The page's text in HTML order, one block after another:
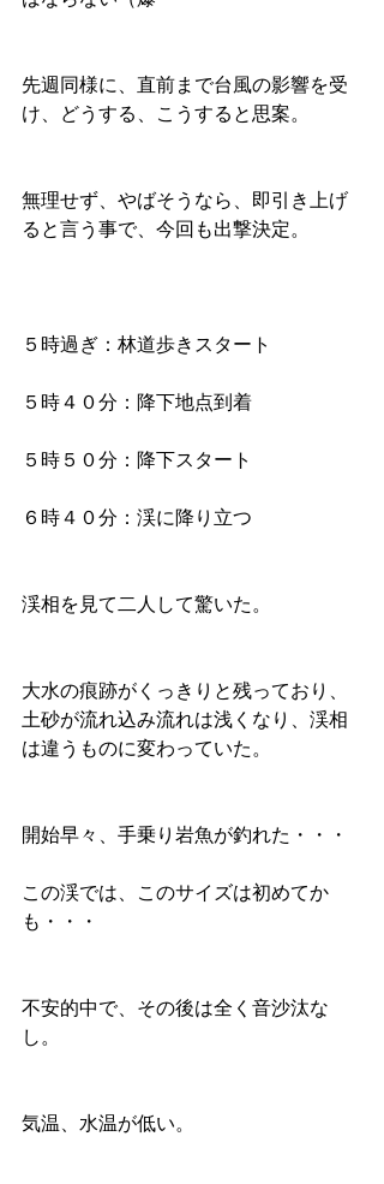
先週同様に、直前まで台風の影響を受
け、どうする、こうすると思案。
無理せず、やばそうなら、即引き上げ
ると言う事で、今回も出撃決定。
５時過ぎ：林道歩きスタート
５時４０分：降下地点到着
５時５０分：降下スタート
６時４０分：渓に降り立つ
渓相を見て二人して驚いた。
大水の痕跡がくっきりと残っており、
土砂が流れ込み流れは浅くなり、渓相
は違うものに変わっていた。
開始早々、手乗り岩魚が釣れた・・・
この渓では、このサイズは初めてか
も・・・
不安的中で、その後は全く音沙汰な
し。
気温、水温が低い。